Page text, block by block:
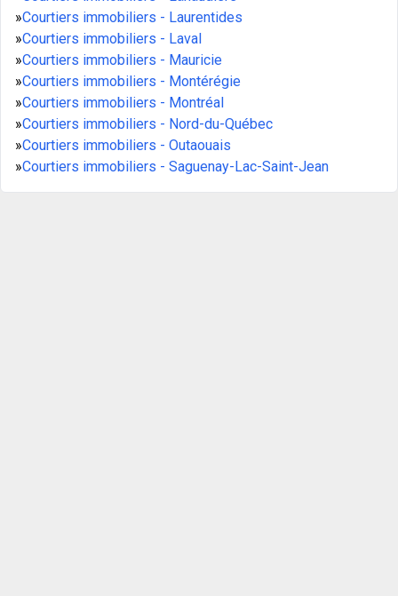
»Courtiers immobiliers - Laurentides
»Courtiers immobiliers - Laval
»Courtiers immobiliers - Mauricie
»Courtiers immobiliers - Montérégie
»Courtiers immobiliers - Montréal
»Courtiers immobiliers - Nord-du-Québec
»Courtiers immobiliers - Outaouais
»Courtiers immobiliers - Saguenay-Lac-Saint-Jean